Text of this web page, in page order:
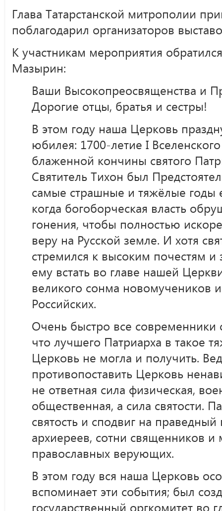
Глава Татарстанской митрополии
поблагодарил организаторов
К участникам мероприятия
Мазырин:
Ваши Высокопреосвященства и
Дорогие отцы, братья и сестры!
В этом году наша Церковь
юбилея: 1700-летие I
блаженной кончины святого
Святитель Тихон был
самые страшные и тяжёлые годы
когда богоборческая власть
гонения, чтобы полностью
веру на Русской земле. И хотя
стремился к высоким почестям и
ему встать во главе нашей
великого сонма новомучеников
Российских.
Очень быстро все современники
что лучшего Патриарха в такое
Церковь не могла и получить.
противопоставить Церковь
не ответная сила физическая,
общественная, а сила святости.
святость и сподвиг на праведный
архиереев, сотни священников и
православных верующих.
В этом году вся наша Церковь
вспоминает эти события; был
государственный оргкомитет во